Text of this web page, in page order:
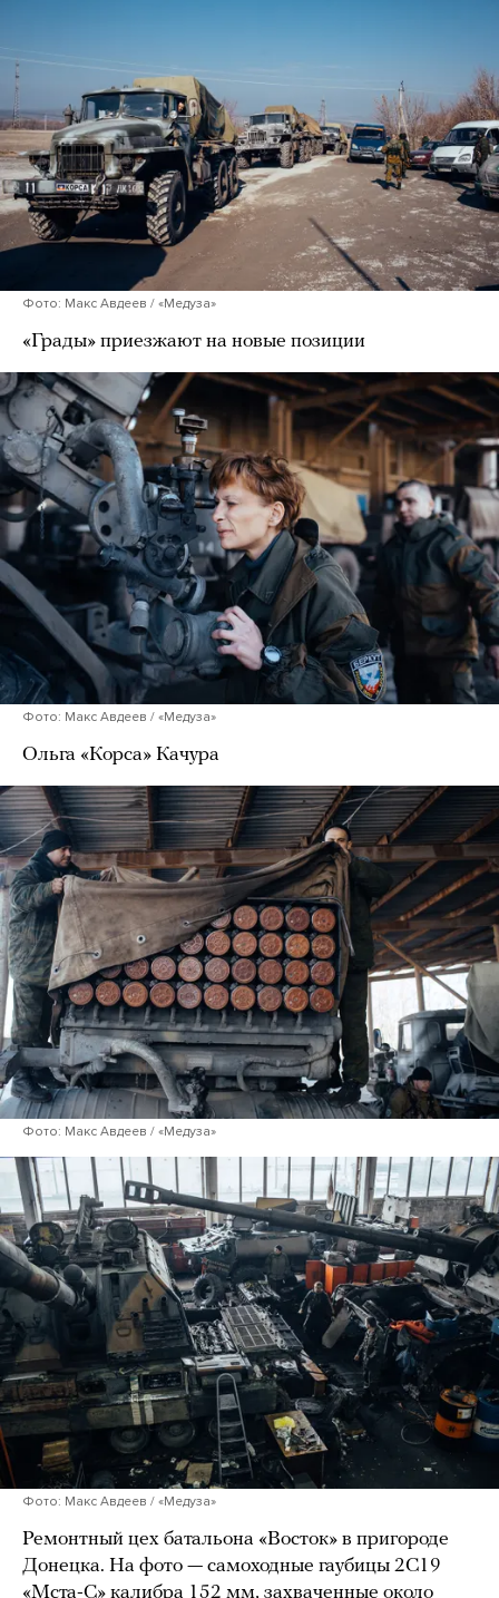
Фото: Макс Авдеев / «Медуза»
«Грады» приезжают на новые позиции
Фото: Макс Авдеев / «Медуза»
Ольга «Корса» Качура
Фото: Макс Авдеев / «Медуза»
Фото: Макс Авдеев / «Медуза»
Ремонтный цех батальона «Восток» в пригороде
Донецка. На фото — самоходные гаубицы 2С19
«Мста-С» калибра 152 мм, захваченные около